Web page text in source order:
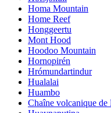
Homa Mountain
Home Reef
Honggeertu
Mont Hood
Hoodoo Mountain
Hornopirén
Hrómundartindur
Hualalai
Huambo
Chaîne volcanique de